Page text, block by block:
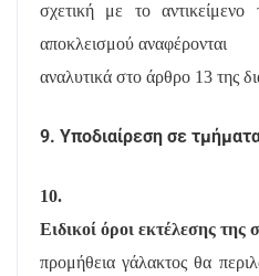
σχετική με το
αποκλεισμού αναφέρονται
αναλυτικά στο άρθρο 13 της
9. Υποδιαίρεση σε
10.
Ειδικοί όροι εκτέλεσης της
προμήθεια γάλακτος θα